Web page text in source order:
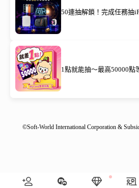
50連抽解鎖！完成任務抽
1點就能抽～最高50000點
©Soft-World International Corporation &